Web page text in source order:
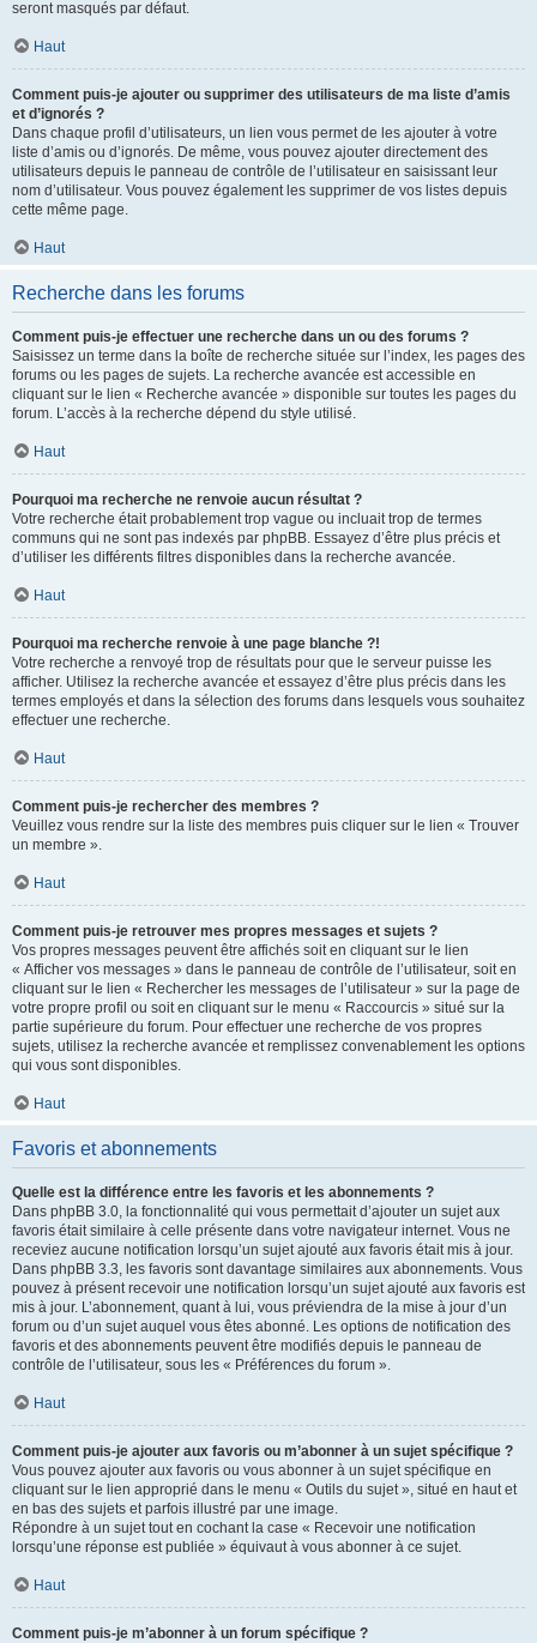
seront masqués par défaut.
Haut
Comment puis-je ajouter ou supprimer des utilisateurs de ma liste d’amis
et d’ignorés ?
Dans chaque profil d’utilisateurs, un lien vous permet de les ajouter à votre
liste d’amis ou d’ignorés. De même, vous pouvez ajouter directement des
utilisateurs depuis le panneau de contrôle de l’utilisateur en saisissant leur
nom d’utilisateur. Vous pouvez également les supprimer de vos listes depuis
cette même page.
Haut
Recherche dans les forums
Comment puis-je effectuer une recherche dans un ou des forums ?
Saisissez un terme dans la boîte de recherche située sur l’index, les pages des
forums ou les pages de sujets. La recherche avancée est accessible en
cliquant sur le lien « Recherche avancée » disponible sur toutes les pages du
forum. L’accès à la recherche dépend du style utilisé.
Haut
Pourquoi ma recherche ne renvoie aucun résultat ?
Votre recherche était probablement trop vague ou incluait trop de termes
communs qui ne sont pas indexés par phpBB. Essayez d’être plus précis et
d’utiliser les différents filtres disponibles dans la recherche avancée.
Haut
Pourquoi ma recherche renvoie à une page blanche ?!
Votre recherche a renvoyé trop de résultats pour que le serveur puisse les
afficher. Utilisez la recherche avancée et essayez d’être plus précis dans les
termes employés et dans la sélection des forums dans lesquels vous souhaitez
effectuer une recherche.
Haut
Comment puis-je rechercher des membres ?
Veuillez vous rendre sur la liste des membres puis cliquer sur le lien « Trouver
un membre ».
Haut
Comment puis-je retrouver mes propres messages et sujets ?
Vos propres messages peuvent être affichés soit en cliquant sur le lien
« Afficher vos messages » dans le panneau de contrôle de l’utilisateur, soit en
cliquant sur le lien « Rechercher les messages de l’utilisateur » sur la page de
votre propre profil ou soit en cliquant sur le menu « Raccourcis » situé sur la
partie supérieure du forum. Pour effectuer une recherche de vos propres
sujets, utilisez la recherche avancée et remplissez convenablement les options
qui vous sont disponibles.
Haut
Favoris et abonnements
Quelle est la différence entre les favoris et les abonnements ?
Dans phpBB 3.0, la fonctionnalité qui vous permettait d’ajouter un sujet aux
favoris était similaire à celle présente dans votre navigateur internet. Vous ne
receviez aucune notification lorsqu’un sujet ajouté aux favoris était mis à jour.
Dans phpBB 3.3, les favoris sont davantage similaires aux abonnements. Vous
pouvez à présent recevoir une notification lorsqu’un sujet ajouté aux favoris est
mis à jour. L’abonnement, quant à lui, vous préviendra de la mise à jour d’un
forum ou d’un sujet auquel vous êtes abonné. Les options de notification des
favoris et des abonnements peuvent être modifiés depuis le panneau de
contrôle de l’utilisateur, sous les « Préférences du forum ».
Haut
Comment puis-je ajouter aux favoris ou m’abonner à un sujet spécifique ?
Vous pouvez ajouter aux favoris ou vous abonner à un sujet spécifique en
cliquant sur le lien approprié dans le menu « Outils du sujet », situé en haut et
en bas des sujets et parfois illustré par une image.
Répondre à un sujet tout en cochant la case « Recevoir une notification
lorsqu’une réponse est publiée » équivaut à vous abonner à ce sujet.
Haut
Comment puis-je m’abonner à un forum spécifique ?